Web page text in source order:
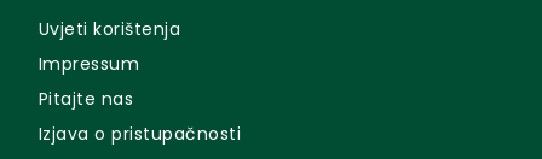
Uvjeti korištenja
Impressum
Pitajte nas
Izjava o pristupačnosti